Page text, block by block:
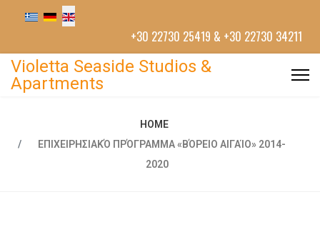
+30 22730 25419 & +30 22730 34211
Violetta Seaside Studios &
Apartments
HOME
ΕΠΙΧΕΙΡΗΣΙΑΚΌ ΠΡΌΓΡΑΜΜΑ «ΒΌΡΕΙΟ ΑΙΓΑΊΟ» 2014-
2020